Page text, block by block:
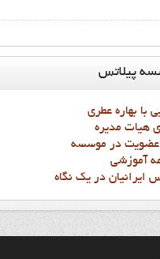
پيلاتس
با بهاره عطري
هيات مديره
عضويت در موسسه
آموزشي
ايرانيان در يک نگاه